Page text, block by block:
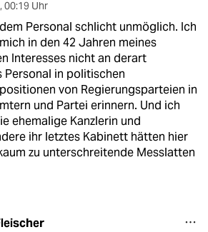
, 00:19 Uhr
Personal schlicht unmöglich. Ich
in den 42 Jahren meines
Interesses nicht an derart
Personal in politischen
von Regierungsparteien in
und Partei erinnern. Und ich
ehemalige Kanzlerin und
ihr letztes Kabinett hätten hier
zu unterschreitende Messlatten